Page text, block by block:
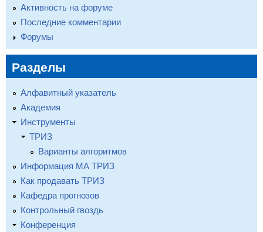
Активность на форуме
Последние комментарии
Форумы
Разделы
Алфавитный указатель
Академия
Инструменты
ТРИЗ
Варианты алгоритмов
Информация МА ТРИЗ
Как продавать ТРИЗ
Кафедра прогнозов
Контрольный гвоздь
Конференция